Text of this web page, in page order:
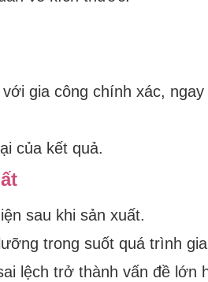
gia công chính xác,
của kết quả.
sau khi sản xuất.
trong suốt quá trình
lệch trở thành vấn đề lớn